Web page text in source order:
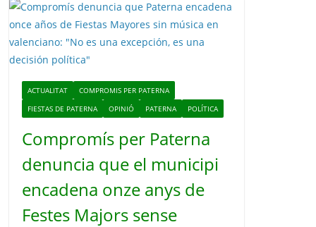
ACTUALITAT
COMPROMIS PER PATERNA
FIESTAS DE PATERNA
OPINIÓ PATERNA POLÍTICA
Compromís per Paterna
denuncia que el municipi
encadena onze anys de
Festes Majors sense